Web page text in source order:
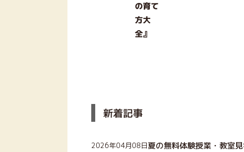
の育て
方大
全』
新着記事
2026年04月08日夏の無料体験授業・教室